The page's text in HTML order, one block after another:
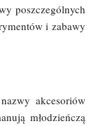
poszczególnych
i zabawy
akcesoriów
młodzieńczą